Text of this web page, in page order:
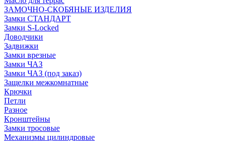
ЗАМОЧНО-СКОБЯНЫЕ ИЗДЕЛИЯ
Замки СТАНДАРТ
Замки S-Locked
Доводчики
Задвижки
Замки врезные
Замки ЧАЗ
Замки ЧАЗ (под заказ)
Защелки межкомнатные
Крючки
Петли
Разное
Кронштейны
Замки тросовые
Механизмы цилиндровые